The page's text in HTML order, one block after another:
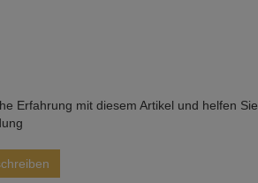
Erfahrung mit diesem Artikel und helfen Sie